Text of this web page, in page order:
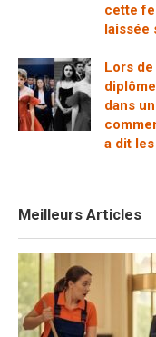
cette
laissée
Lors
dans
a dit
Meilleurs Articles